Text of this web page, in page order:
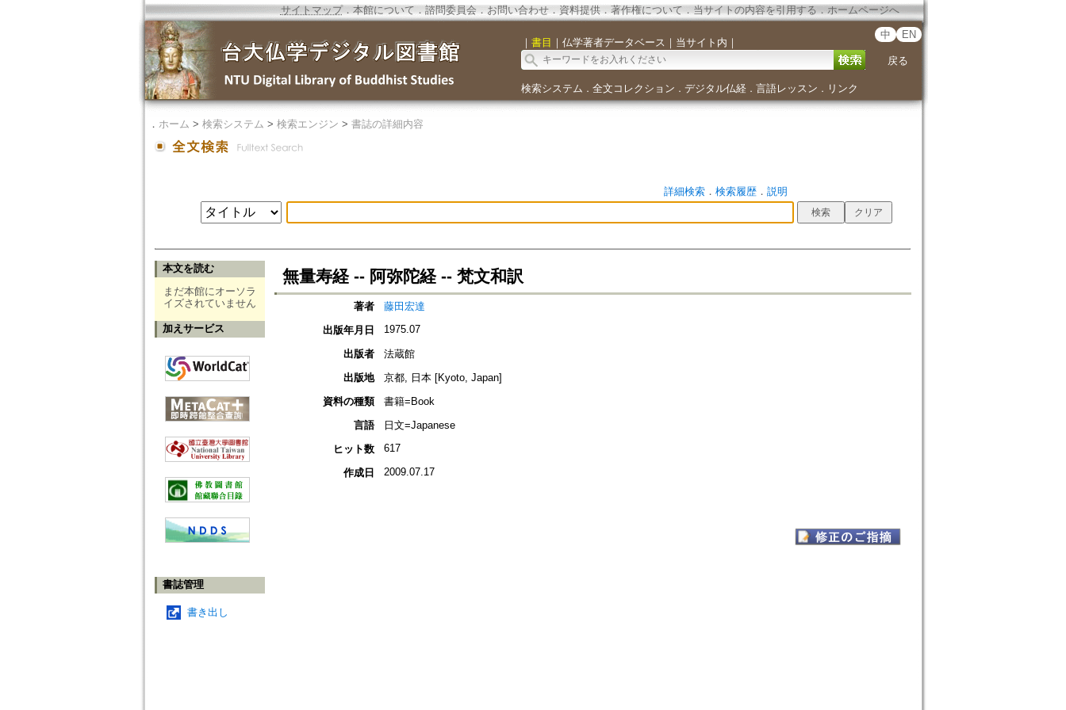
サイトマップ．本館について ． 諮問委員会． お問い合わせ． 資料提供． 著作権について．当サイトの内容を引用する ． ホームページへ
｜ 書目 ｜ 仏学著者データベース ｜ 当サイト内 ｜
中 EN
戻る
検索システム ． 全文コレクション ． デジタル仏経． 言語レッスン ． リンク
． ホーム > 検索システム > 検索エンジン > 書誌の詳細内容
詳細検索． 検索履歴． 説明
本文を読む
まだ本館にオーソラ
イズされていません
加えサービス
書誌管理
書き出し
無量寿経 -- 阿弥陀経 -- 梵文和訳
著者
藤田宏達
出版年月日
1975.07
出版者
法蔵館
出版地
京都, 日本 [Kyoto, Japan]
資料の種類
書籍=Book
言語
日文=Japanese
ヒット数
617
作成日 2009.07.17